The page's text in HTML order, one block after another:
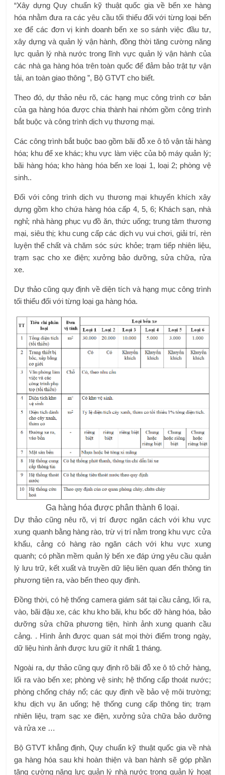
“Xây dựng Quy chuẩn kỹ thuật quốc gia về bến xe hàng
hóa nhằm đưa ra các yêu cầu tối thiểu đối với từng loại bến
xe để các đơn vị kinh doanh bến xe so sánh việc đầu tư,
xây dựng và quản lý vận hành, đồng thời tăng cường năng
lực quản lý nhà nước trong lĩnh vực quản lý vận hành của
các nhà ga hàng hóa trên toàn quốc để đảm bảo trật tự vận
tải, an toàn giao thông ”, Bộ GTVT cho biết.
Theo đó, dự thảo nêu rõ, các hạng mục công trình cơ bản
của ga hàng hóa được chia thành hai nhóm gồm công trình
bắt buộc và công trình dịch vụ thương mại.
Các công trình bắt buộc bao gồm bãi đỗ xe ô tô vận tải hàng
hóa; khu để xe khác; khu vực làm việc của bộ máy quản lý;
bãi hàng hóa; kho hàng hóa bến xe loại 1, loại 2; phòng vệ
sinh..
Đối với công trình dịch vụ thương mại khuyến khích xây
dựng gồm kho chứa hàng hóa cấp 4, 5, 6; Khách sạn, nhà
nghỉ; nhà hàng phục vụ đồ ăn, thức uống; trung tâm thương
mại, siêu thị; khu cung cấp các dịch vụ vui chơi, giải trí, rèn
luyện thể chất và chăm sóc sức khỏe; trạm tiếp nhiên liệu,
trạm sạc cho xe điện; xưởng bảo dưỡng, sửa chữa, rửa
xe.
Dự thảo cũng quy định về diện tích và hạng mục công trình
tối thiểu đối với từng loại ga hàng hóa.
Ga hàng hóa được phân thành 6 loại.
Dự thảo cũng nêu rõ, vị trí được ngăn cách với khu vực
xung quanh bằng hàng rào, trừ vị trí nằm trong khu vực cửa
khẩu, cảng có hàng rào ngăn cách với khu vực xung
quanh; có phần mềm quản lý bến xe đáp ứng yêu cầu quản
lý lưu trữ, kết xuất và truyền dữ liệu liên quan đến thông tin
phương tiện ra, vào bến theo quy định.
Đồng thời, có hệ thống camera giám sát tại cầu cảng, lối ra,
vào, bãi đậu xe, các khu kho bãi, khu bốc dỡ hàng hóa, bảo
dưỡng sửa chữa phương tiện, hình ảnh xung quanh cầu
cảng. . Hình ảnh được quan sát mọi thời điểm trong ngày,
dữ liệu hình ảnh được lưu giữ ít nhất 1 tháng.
Ngoài ra, dự thảo cũng quy định rõ bãi đỗ xe ô tô chở hàng,
lối ra vào bến xe; phòng vệ sinh; hệ thống cấp thoát nước;
phòng chống cháy nổ; các quy định về bảo vệ môi trường;
khu dịch vụ ăn uống; hệ thống cung cấp thông tin; trạm
nhiên liệu, trạm sạc xe điện, xưởng sửa chữa bảo dưỡng
và rửa xe …
Bộ GTVT khẳng định, Quy chuẩn kỹ thuật quốc gia về nhà
ga hàng hóa sau khi hoàn thiện và ban hành sẽ góp phần
tăng cường năng lực quản lý nhà nước trong quản lý hoạt